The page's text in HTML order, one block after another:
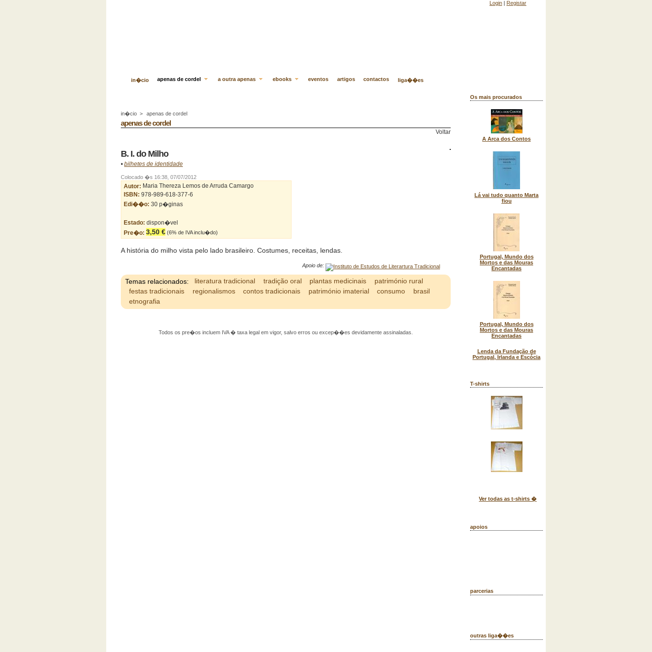
Login | Registar
in�cio apenas de cordel a outra apenas ebooks eventos artigos contactos liga��es
Os mais procurados
A Arca dos Contos
Lá vai tudo quanto Marta
fiou
Portugal, Mundo dos
Mortos e das Mouras
Encantadas
Portugal, Mundo dos
Mortos e das Mouras
Encantadas
Lenda da Fundação de
Portugal, Irlanda e Escócia
T-shirts
Ver todas as t-shirts �
apoios
parcerias
outras liga��es
in�cio > apenas de cordel
apenas de cordel
Voltar
B. I. do Milho
• bilhetes de identidade
Colocado �s 16:38, 07/07/2012
Autor: Maria Thereza Lemos de Arruda Camargo
ISBN: 978-989-618-377-6
Edi��o: 30 p�ginas
Estado: dispon�vel
Pre�o: 3,50 € (6% de IVA inclu�do)
A história do milho vista pelo lado brasileiro. Costumes, receitas, lendas.
Apoio de:
Temas relacionados: literatura tradicional tradição oral plantas medicinais
património rural
festas tradicionais
regionalismos contos tradicionais património imaterial consumo
brasil
etnografia
Todos os pre�os incluem IVA � taxa legal em vigor, salvo erros ou excep��es devidamente assinaladas.